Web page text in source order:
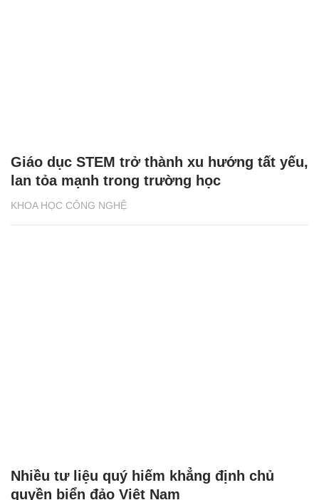
KHOA HỌC CÔNG NGHỆ
Giáo dục STEM trở thành xu hướng tất yếu,
lan tỏa mạnh trong trường học
Nhiều tư liệu quý hiếm khẳng định chủ
quyền biển đảo Việt Nam